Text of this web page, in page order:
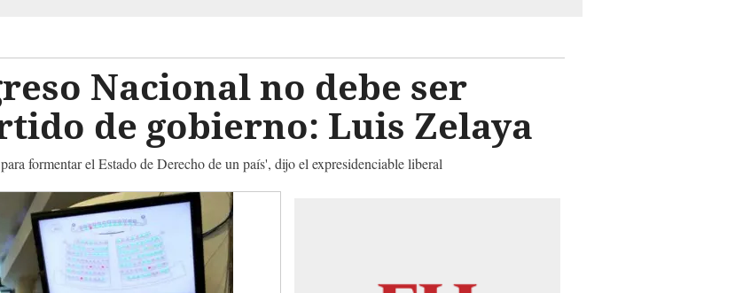
Nacional no debe ser
de gobierno: Luis Zelaya
formentar el Estado de Derecho de un país', dijo el expresidenciable liberal